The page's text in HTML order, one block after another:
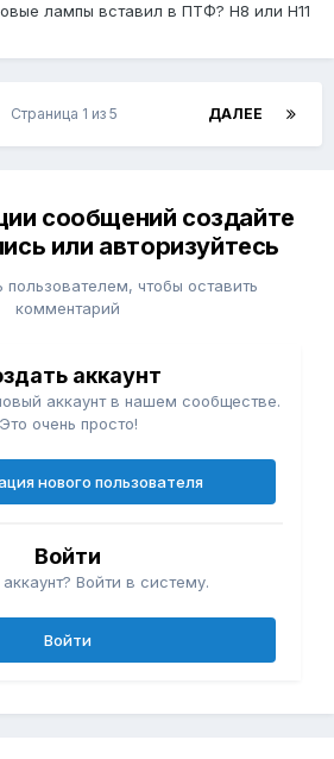
лампы вставил в ПТФ? Н8 или Н11
ДАЛЕЕ
Страница 1 из 5
сообщений создайте
или авторизуйтесь
чтобы оставить
комментарий
аккаунт
аккаунт в нашем сообществе.
Это очень просто!
нового пользователя
Войти
Войти в систему.
Войти